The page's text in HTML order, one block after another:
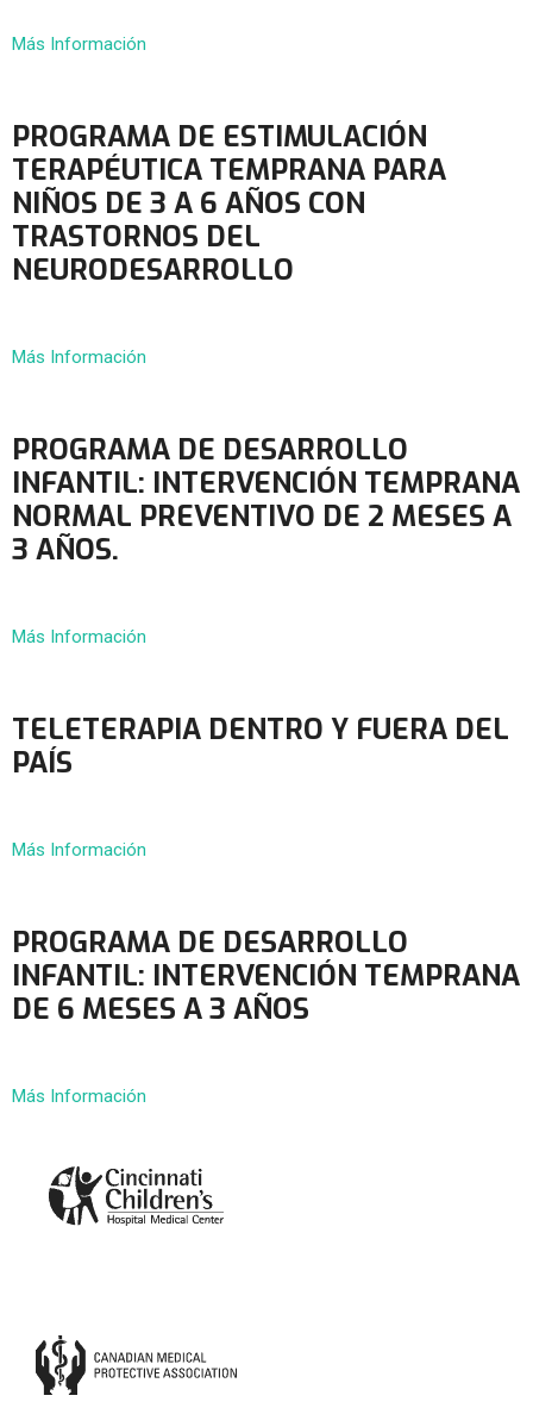
Más Información
PROGRAMA DE ESTIMULACIÓN
TERAPÉUTICA TEMPRANA PARA
NIÑOS DE 3 A 6 AÑOS CON
TRASTORNOS DEL
NEURODESARROLLO
Más Información
PROGRAMA DE DESARROLLO
INFANTIL: INTERVENCIÓN TEMPRANA
NORMAL PREVENTIVO DE 2 MESES A
3 AÑOS.
Más Información
TELETERAPIA DENTRO Y FUERA DEL
PAÍS
Más Información
PROGRAMA DE DESARROLLO
INFANTIL: INTERVENCIÓN TEMPRANA
DE 6 MESES A 3 AÑOS
Más Información